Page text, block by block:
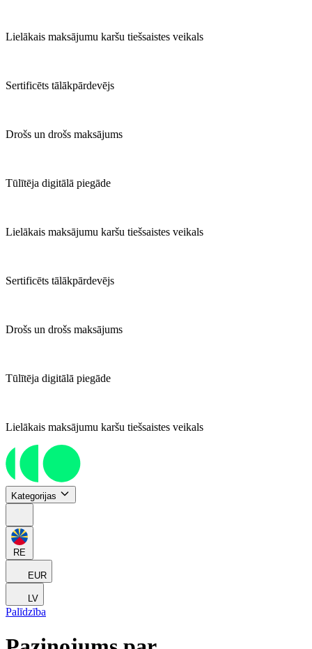
Lielākais maksājumu karšu tiešsaistes veikals
Sertificēts tālākpārdevējs
Drošs un drošs maksājums
Tūlītēja digitālā piegāde
Lielākais maksājumu karšu tiešsaistes veikals
Sertificēts tālākpārdevējs
Drošs un drošs maksājums
Tūlītēja digitālā piegāde
Lielākais maksājumu karšu tiešsaistes veikals
Kategorijas
RE
EUR
LV
Palīdzība